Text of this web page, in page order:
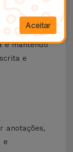
durabilidade
e mantendo
e
anotações,
e
Aceitar